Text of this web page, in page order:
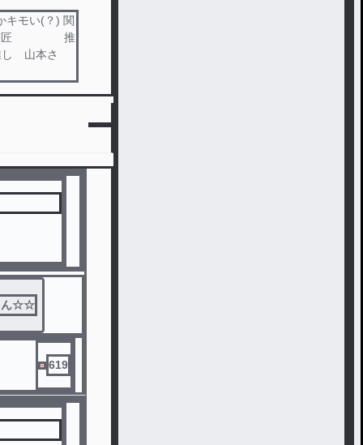
キモい(？) 関
)→師匠 推
し 山本さ
ん☆☆
619